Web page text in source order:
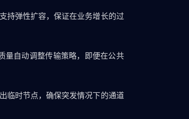
持弹性扩容，保证在业务增长的过
量自动调整传输策略，即便在公共
临时节点，确保突发情况下的通道